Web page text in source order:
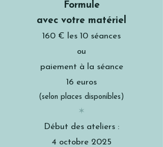
Formule
avec votre matériel
160 € les 10 séances
ou
paiement à la séance
16 euros
(selon places disponibles)
✶
Début des ateliers :
4 octobre 2025